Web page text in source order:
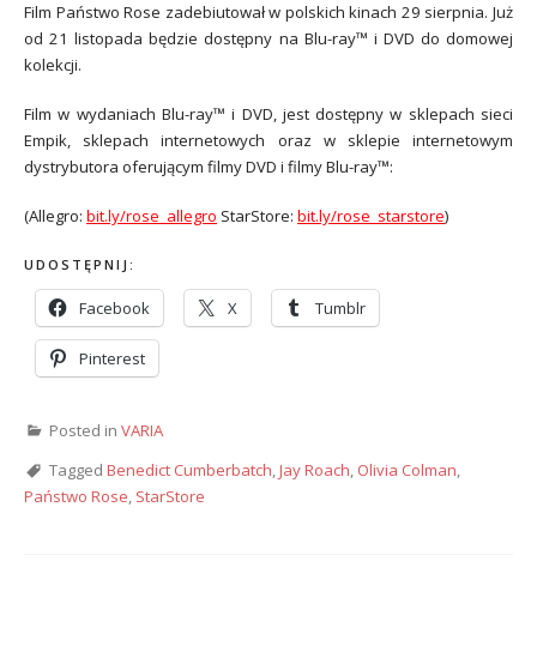
Film Państwo Rose zadebiutował w polskich kinach 29 sierpnia. Już
od 21 listopada będzie dostępny na Blu-ray™ i DVD do domowej
kolekcji.
Film w wydaniach Blu-ray™ i DVD, jest dostępny w sklepach sieci
Empik, sklepach internetowych oraz w sklepie internetowym
dystrybutora oferującym filmy DVD i filmy Blu-ray™:
(Allegro: bit.ly/rose_allegro StarStore: bit.ly/rose_starstore)
UDOSTĘPNIJ:
Facebook X Tumblr
Pinterest
Posted in VARIA
Tagged Benedict Cumberbatch,Jay Roach, Olivia Colman,
Państwo Rose, StarStore